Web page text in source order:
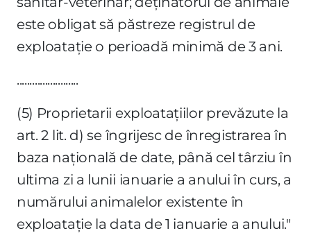
este obligat să păstreze registrul de
exploataţie o perioadă minimă de 3 ani.
........................
(5) Proprietarii exploataţiilor prevăzute la
art. 2 lit. d) se îngrijesc de înregistrarea în
baza naţională de date, până cel târziu în
ultima zi a lunii ianuarie a anului în curs, a
numărului animalelor existente în
exploataţie la data de 1 ianuarie a anului."